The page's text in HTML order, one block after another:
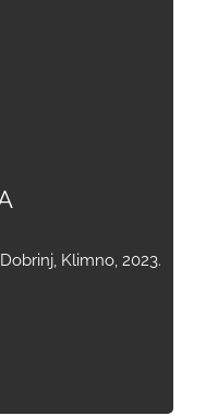
Klimno, 2023.